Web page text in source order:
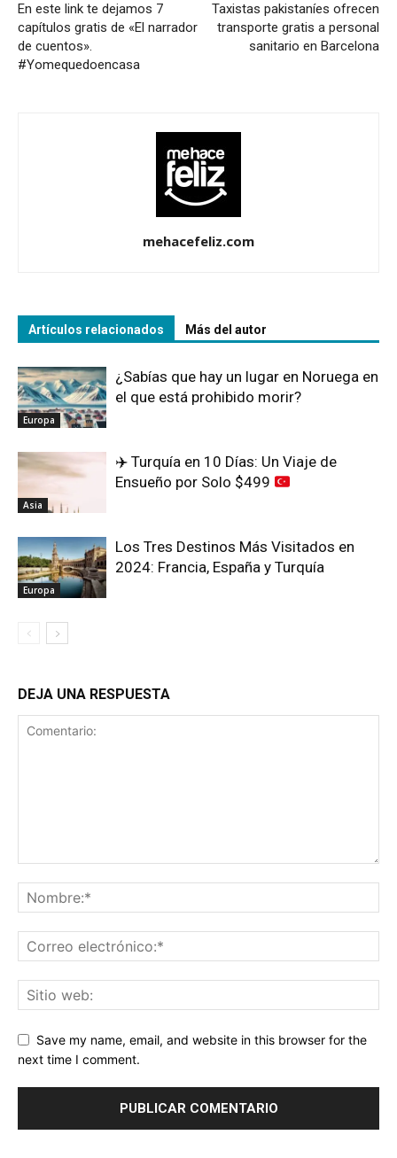
En este link te dejamos 7
capítulos gratis de «El narrador
de cuentos».
#Yomequedoencasa
Taxistas pakistaníes ofrecen
transporte gratis a personal
sanitario en Barcelona
mehacefeliz.com
Artículos relacionados Más del autor
Europa
¿Sabías que hay un lugar en Noruega en
el que está prohibido morir?
Asia
✈️ Turquía en 10 Días: Un Viaje de
Ensueño por Solo $499
Europa
Los Tres Destinos Más Visitados en
2024: Francia, España y Turquía
DEJA UNA RESPUESTA
Save my name, email, and website in this browser for the
next time I comment.